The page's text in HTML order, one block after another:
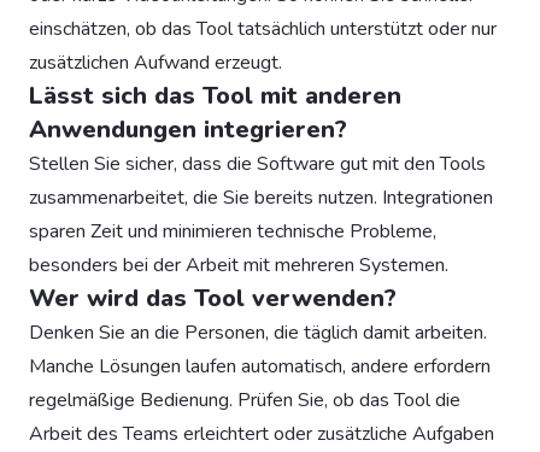
einschätzen, ob das Tool tatsächlich unterstützt oder nur
zusätzlichen Aufwand erzeugt.
Lässt sich das Tool mit anderen
Anwendungen integrieren?
Stellen Sie sicher, dass die Software gut mit den Tools
zusammenarbeitet, die Sie bereits nutzen. Integrationen
sparen Zeit und minimieren technische Probleme,
besonders bei der Arbeit mit mehreren Systemen.
Wer wird das Tool verwenden?
Denken Sie an die Personen, die täglich damit arbeiten.
Manche Lösungen laufen automatisch, andere erfordern
regelmäßige Bedienung. Prüfen Sie, ob das Tool die
Arbeit des Teams erleichtert oder zusätzliche Aufgaben